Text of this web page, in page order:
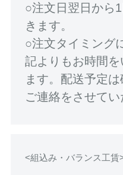
○注文日翌日から
きます。
○注文タイミング
記よりもお時間
ます。配送予定
ご連絡をさせてい
<組込み・バランス工賃